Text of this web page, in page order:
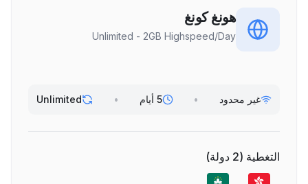
هونغ كونغ
Unlimited - 2GB Highspeed/Day
غير محدود • 5 أيام •
Unlimited
التغطية (
2 دولة)